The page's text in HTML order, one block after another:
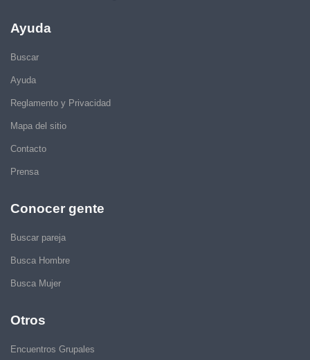
Ayuda
Buscar
Ayuda
Reglamento y Privacidad
Mapa del sitio
Contacto
Prensa
Conocer gente
Buscar pareja
Busca Hombre
Busca Mujer
Otros
Encuentros Grupales